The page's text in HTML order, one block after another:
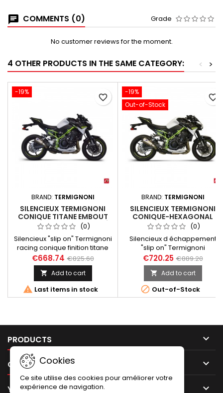
COMMENTS (0) Grade
No customer reviews for the moment.
4 OTHER PRODUCTS IN THE SAME CATEGORY: >
<
-19%
BRAND: TERMIGNONI
SILENCIEUX TERMIGNONI
CONIQUE TITANE EMBOUT
ALUMINIUM CNC ANODISÉ
POUR KAWASAKI Z900
2020-2022
(0)
Silencieux "slip on" Termignoni
racing conique finition titane
avec embout aluminium CNC
anodisé adatable au
collecteur d'origine
pour Kawasaki Z 900 tous
modèles de 2020 à 2022.
€668.74 €825.60
 Add to cart
 Last items in stock
favorite_border
-19%
Out-of-Stock
BRAND: TERMIGNONI
SILENCIEUX TERMIGNONI
CONIQUE-HEXAGONAL
TITANE CARBONE POUR
KAWASAKI Z 900 2020-
2022
(0)
Silencieux d échappement
"slip on" Termignoni
racing adaptable au collecteur
d'origine finition titane -
carbone pour Kawasaki Z 900
2020-2022. Silencieux équipé
d'un réducteur de bruit (db-
€720.25 €889.20
 Add to cart
 Out-of-Stock
favorite_border
PRODUCTS 
OUR COMPANY 
YOUR ACCOUNT 
Cookies
Ce site utilise des cookies pour améliorer votre
expérience de navigation.